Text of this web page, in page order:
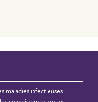
maladies infectieuses